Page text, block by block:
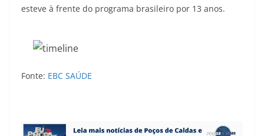
esteve à frente do programa brasileiro por 13 anos.
Fonte: EBC SAÚDE